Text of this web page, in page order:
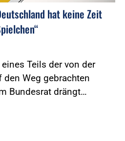
hat keine Zeit
Teils der von der
den Weg gebrachten
Bundesrat drängt…